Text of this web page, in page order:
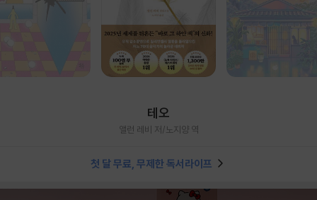
테오
앨런 레비 저/노지양 역
첫 달 무료, 무제한 독서라이프